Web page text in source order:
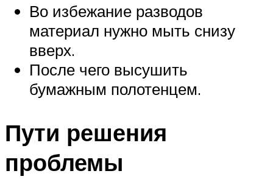
Во избежание разводов
материал нужно мыть снизу
вверх.
После чего высушить
бумажным полотенцем.
Пути решения
проблемы